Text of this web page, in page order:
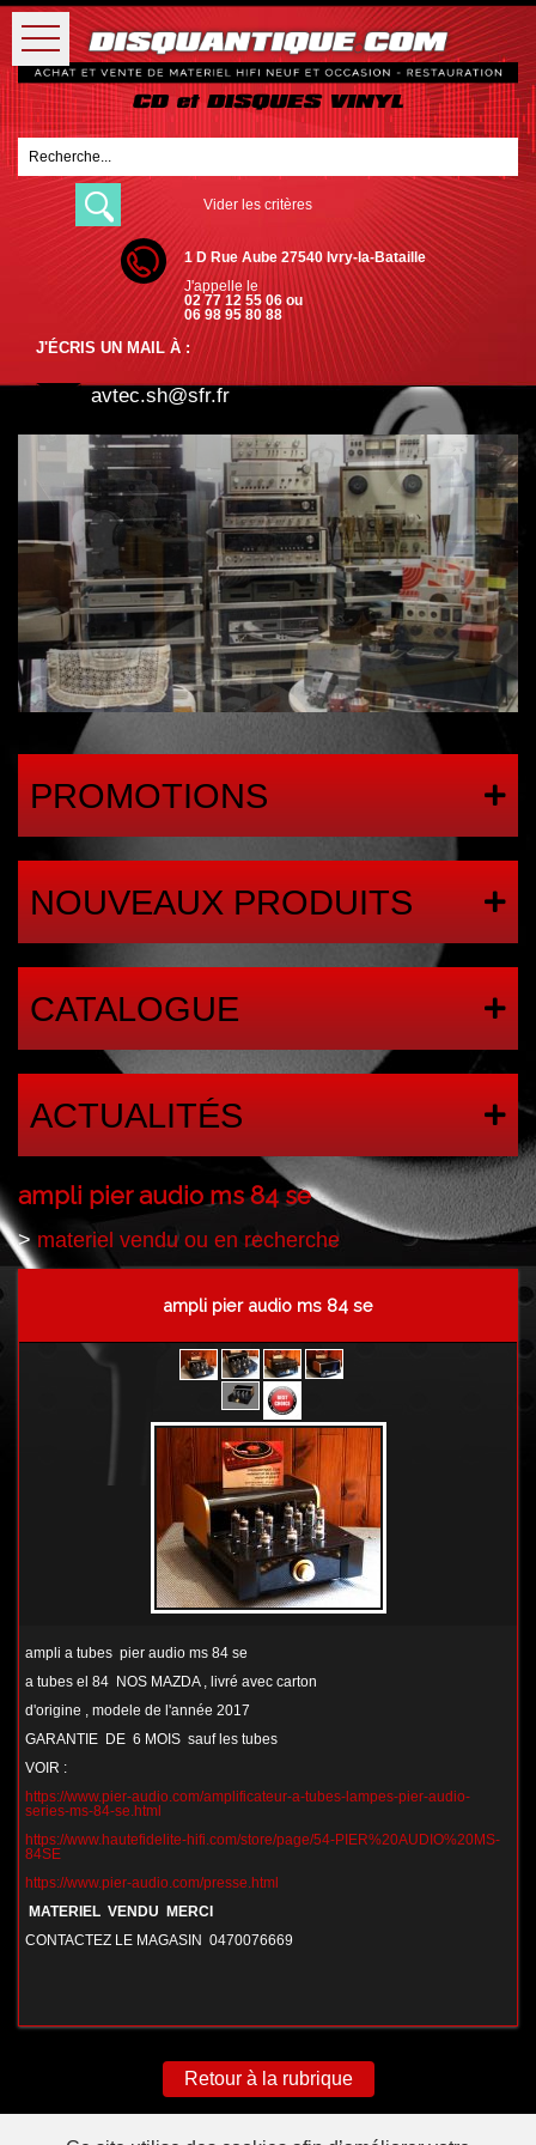
Vider les critères
1 D Rue Aube 27540 Ivry-la-Bataille
J'appelle le
02 77 12 55 06 ou
06 98 95 80 88
J'ÉCRIS UN MAIL À :
avtec.sh@sfr.fr
PROMOTIONS
NOUVEAUX PRODUITS
CATALOGUE
ACTUALITÉS
ampli pier audio ms 84 se
>materiel vendu ou en recherche
ampli pier audio ms 84 se
ampli a tubes pier audio ms 84 se
a tubes el 84 NOS MAZDA , livré avec carton
d'origine , modele de l'année 2017
GARANTIE DE 6 MOIS sauf les tubes
VOIR :
https://www.pier-audio.com/amplificateur-a-tubes-lampes-pier-audio-
series-ms-84-se.html
https://www.hautefidelite-hifi.com/store/page/54-PIER%20AUDIO%20MS-
84SE
https://www.pier-audio.com/presse.html
MATERIEL VENDU MERCI
CONTACTEZ LE MAGASIN 0470076669
Retour à la rubrique